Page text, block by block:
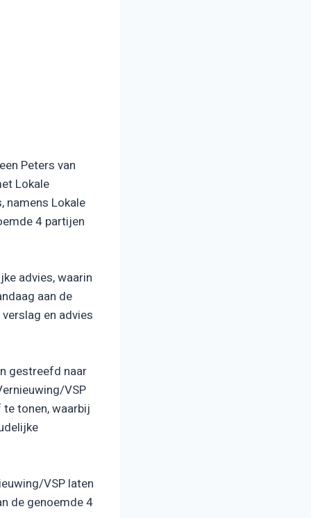
Peters van
Lokale
namens Lokale
4 partijen
advies, waarin
aan de
en advies
gestreefd naar
VSP
tonen, waarbij
VSP laten
de genoemde 4